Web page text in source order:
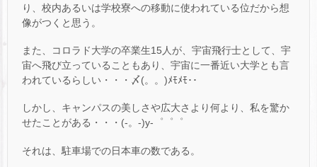
り、校内あるいは学校寮への移動に使われている位だから想
像がつくと思う。
また、コロラド大学の卒業生15人が、宇宙飛行士として、宇
宙へ飛び立っていることもあり、宇宙に一番近い大学とも言
われているらしい・・・〆(。。)ﾒﾓﾒﾓ･･
しかし、キャンパスの美しさや広大さより何より、私を驚か
せたことがある・・・(-。-)y-゜゜゜
それは、駐車場での日本車の数である。